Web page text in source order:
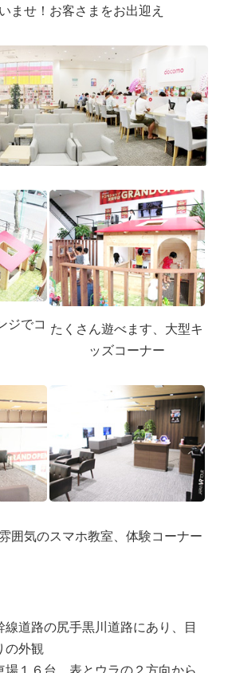
ませ！お客さまをお出迎え
ジでコ たくさん遊べます、大型キ
ッズコーナー
囲気のスマホ教室、体験コーナー
線道路の尻手黒川道路にあり、目
の外観